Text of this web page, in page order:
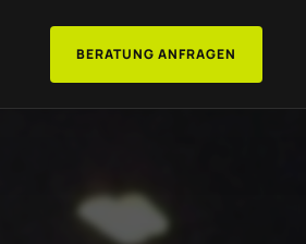
BERATUNG ANFRAGEN